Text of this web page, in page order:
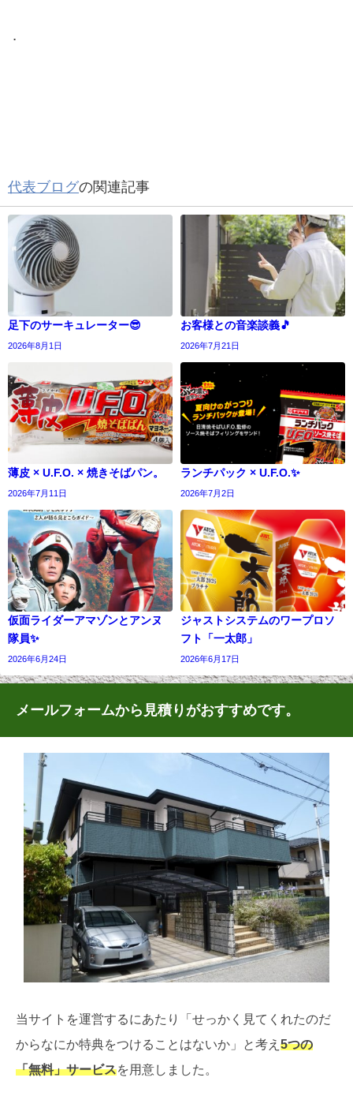
代表ブログの関連記事
足下のサーキュレーター😎
2026年8月1日
お客様との音楽談義🎵
2026年7月21日
薄皮 × U.F.O. × 焼きそばパン。
2026年7月11日
ランチパック × U.F.O.✨
2026年7月2日
仮面ライダーアマゾンとアンヌ
隊員✨
2026年6月24日
ジャストシステムのワープロソ
フト「一太郎」
2026年6月17日
メールフォームから見積りがおすすめです。
当サイトを運営するにあたり「せっかく見てくれたのだ
からなにか特典をつけることはないか」と考え 5つの
「無料」サービスを用意しました。